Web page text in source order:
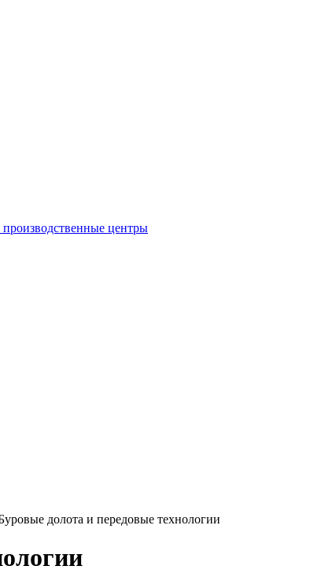
производственные центры
долота и передовые технологии